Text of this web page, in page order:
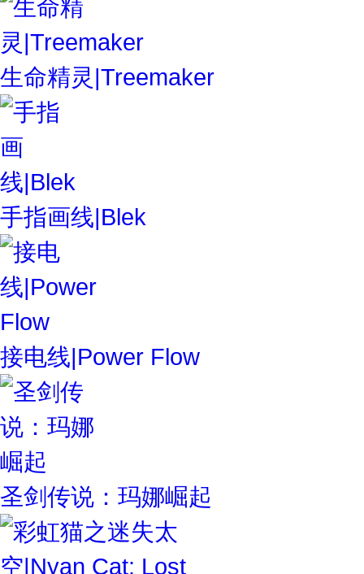
生命精灵|Treemaker
手指画线|Blek
接电线|Power Flow
圣剑传说：玛娜崛起